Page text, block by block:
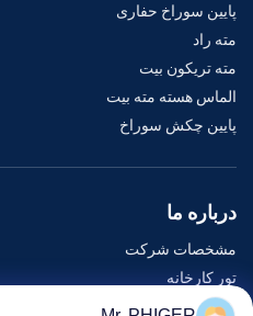
پایین سوراخ حفاری
مته راد
مته تریکون بیت
الماس هسته مته بیت
پایین چکش سوراخ
درباره ما
مشخصات شرکت
تور کارخانه
کنترل کیفیت